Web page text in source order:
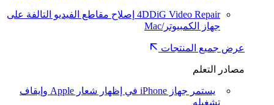
4DDiG Video Repair إصلاح مقاطع الفيديو التالفة على
جهاز الكمبيوتر/Mac
عرض جميع المنتجات
مصادر التعلم
يستمر جهاز iPhone في إظهار شعار Apple وإيقاف
تشغيله